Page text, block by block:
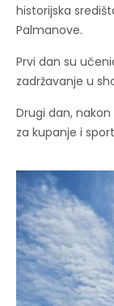
historijska
Palmanove.
Prvi dan su
zadržavanje u
Drugi dan,
za kupanje i